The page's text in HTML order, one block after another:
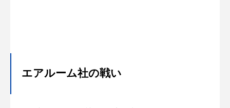
エアルーム社の戦い